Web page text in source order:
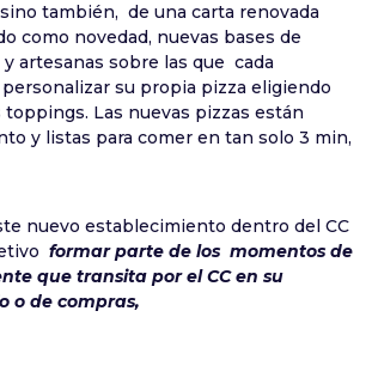
también, de una carta renovada
como novedad, nuevas bases de
artesanas sobre las que cada
su propia pizza eligiendo
Las nuevas pizzas están
y listas para comer en tan solo 3 min,
nuevo establecimiento dentro del CC
formar parte de los momentos de
que transita por el CC en su
o de compras,